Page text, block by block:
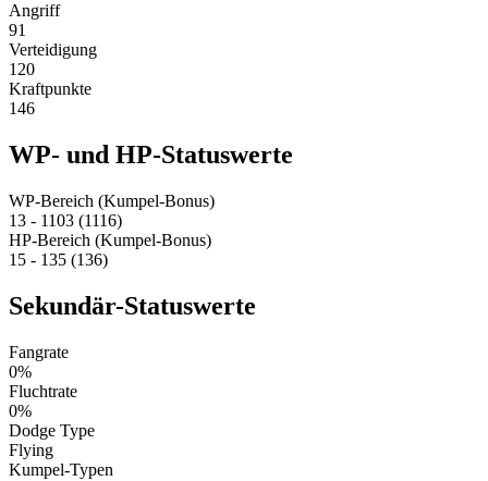
Angriff
91
Verteidigung
120
Kraftpunkte
146
WP- und HP-Statuswerte
WP-Bereich (Kumpel-Bonus)
13 - 1103 (1116)
HP-Bereich (Kumpel-Bonus)
15 - 135 (136)
Sekundär-Statuswerte
Fangrate
0%
Fluchtrate
0%
Dodge Type
Flying
Kumpel-Typen